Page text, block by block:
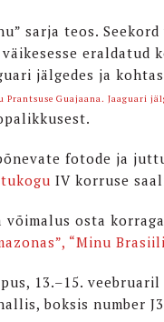
sarja teos.
eraldatud
jälgedes ja
Prantsuse Guajaana. Jaaguari
fotode ja
IV korruse
võimalus osta
“Minu
13.–15.
boksis number